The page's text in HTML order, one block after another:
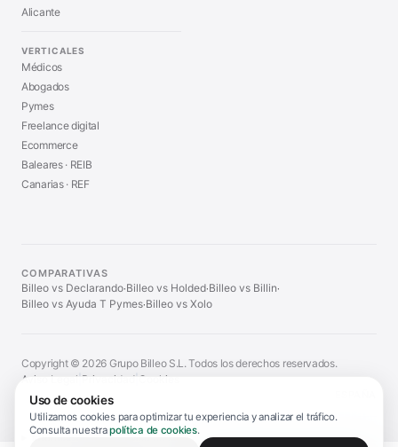
Uso de cookies
Utilizamos cookies para optimizar tu experiencia y analizar el tráfico.
Consulta nuestrapolítica de cookies.
Alicante
VERTICALES
Médicos
Abogados
Pymes
Freelance digital
Ecommerce
Baleares · REIB
Canarias · REF
COMPARATIVAS
Billeo vs Declarando·Billeo vs Holded·Billeo vs Billin·
Billeo vs Ayuda T Pymes·Billeo vs Xolo
Copyright © 2026 Grupo Billeo S.L. Todos los derechos reservados.
Aviso Legal|Privacidad| Cookies
Información legal y aviso de servicio▼